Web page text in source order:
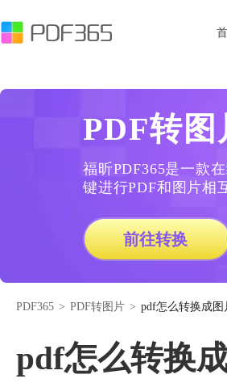
PDF转图
福昕PDF365是一款
键进行PDF和图片相
前往转换
PDF365 > PDF转图片 > pdf怎么转换成
pdf怎么转换